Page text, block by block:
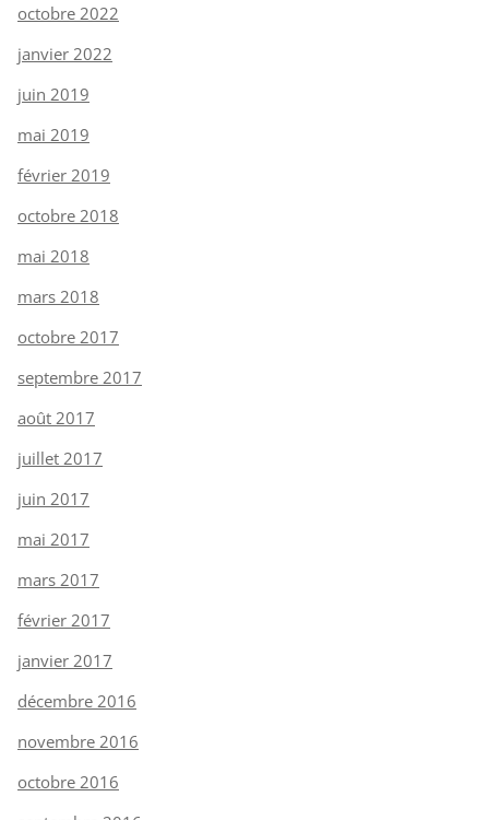
octobre 2022
janvier 2022
juin 2019
mai 2019
février 2019
octobre 2018
mai 2018
mars 2018
octobre 2017
septembre 2017
août 2017
juillet 2017
juin 2017
mai 2017
mars 2017
février 2017
janvier 2017
décembre 2016
novembre 2016
octobre 2016